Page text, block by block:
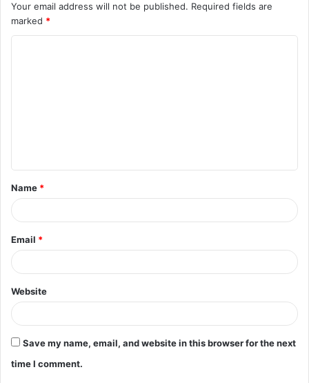
Your email address will not be published. Required fields are
marked *
t
*
Name *
Email *
Website
Save my name, email, and website in this browser for the next
time I comment.